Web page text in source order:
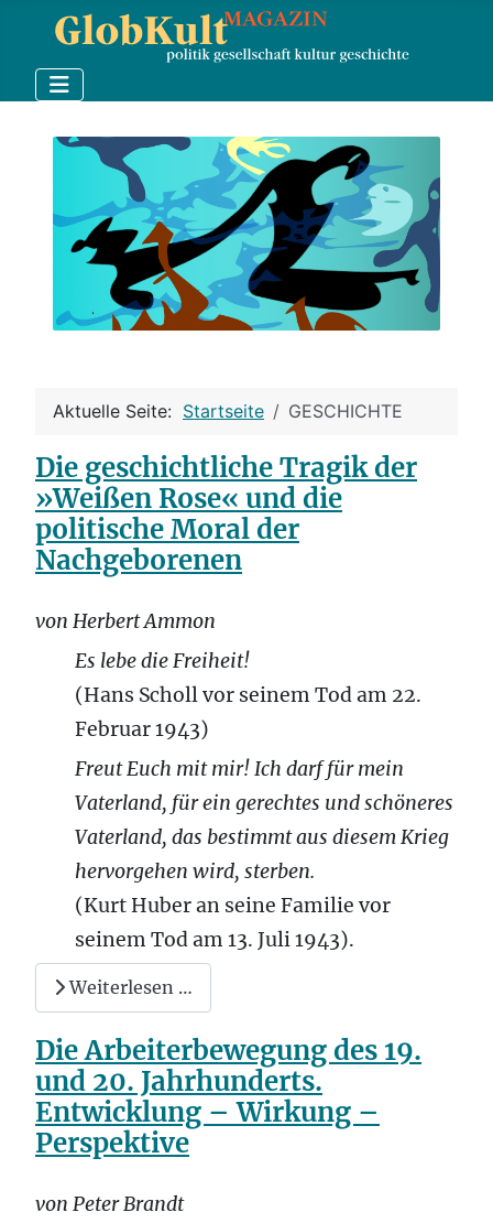
Aktuelle Seite: Startseite GESCHICHTE
Die geschichtliche Tragik der
»Weißen Rose« und die
politische Moral der
Nachgeborenen
von Herbert Ammon
Es lebe die Freiheit!
(Hans Scholl vor seinem Tod am 22.
Februar 1943)
Freut Euch mit mir! Ich darf für mein
Vaterland, für ein gerechtes und schöneres
Vaterland, das bestimmt aus diesem Krieg
hervorgehen wird, sterben.
(Kurt Huber an seine Familie vor
seinem Tod am 13. Juli 1943).
Weiterlesen …
Die Arbeiterbewegung des 19.
und 20. Jahrhunderts.
Entwicklung – Wirkung –
Perspektive
von Peter Brandt